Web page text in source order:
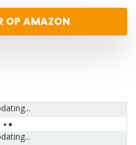
OP AMAZON